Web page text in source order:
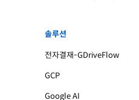
솔루션
전자결재-GDriveFlow
GCP
Google AI